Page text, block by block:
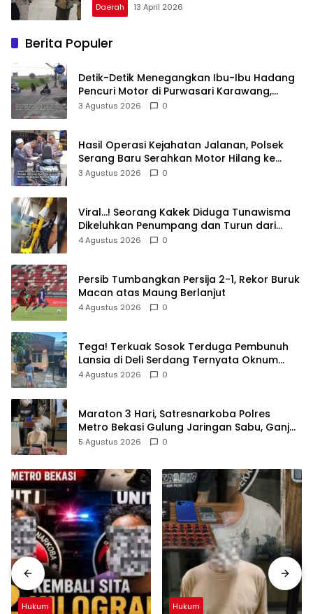
Daerah 13 April 2026
Berita Populer
Detik-Detik Menegangkan Ibu-Ibu Hadang
Pencuri Motor di Purwasari Karawang,
Pelaku Lolos di Tengah Keramaian!
3 Agustus 2026 0
Hasil Operasi Kejahatan Jalanan, Polsek
Serang Baru Serahkan Motor Hilang ke
Pemilik
3 Agustus 2026 0
Viral…! Seorang Kakek Diduga Tunawisma
Dikeluhkan Penumpang dan Turun dari
TransJakarta Karena Bau Badan
4 Agustus 2026 0
Persib Tumbangkan Persija 2-1, Rekor Buruk
Macan atas Maung Berlanjut
4 Agustus 2026 0
Tega! Terkuak Sosok Terduga Pembunuh
Lansia di Deli Serdang Ternyata Oknum
Polisi Tetangga Korban
4 Agustus 2026 0
Maraton 3 Hari, Satresnarkoba Polres
Metro Bekasi Gulung Jaringan Sabu, Ganja,
dan Tramadol
5 Agustus 2026 0
Hukum Hukum